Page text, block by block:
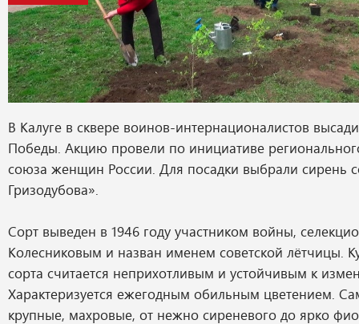
В Калуге в сквере воинов-интернационалистов
Победы. Акцию провели по инициативе
союза женщин России. Для посадки выбрали сирень
Гризодубова».
Сорт выведен в 1946 году участником войны,
Колесниковым и назван именем советской лётчицы.
сорта считается неприхотливым и устойчивым к
Характеризуется ежегодным обильным цветением.
крупные, махровые, от нежно сиреневого до ярко